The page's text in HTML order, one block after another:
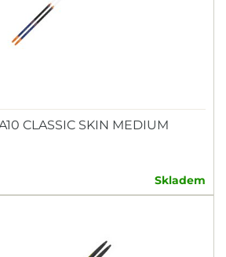
CLASSIC SKIN MEDIUM
Skladem